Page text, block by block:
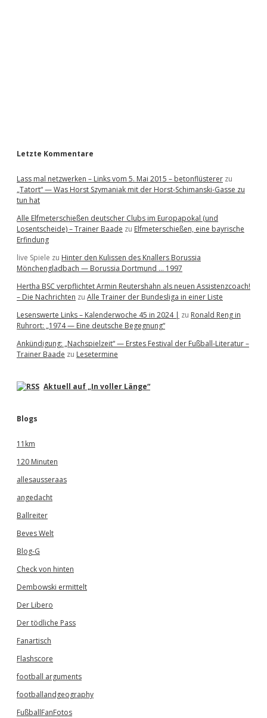
Letzte Kommentare
Lass mal netzwerken – Links vom 5. Mai 2015 – betonflüsterer zu
„Tatort“ — Was Horst Szymaniak mit der Horst-Schimanski-Gasse zu
tun hat
Alle Elfmeterschießen deutscher Clubs im Europapokal (und
Losentscheide) – Trainer Baade zu Elfmeterschießen, eine bayrische
Erfindung
live Spiele zu Hinter den Kulissen des Knallers Borussia
Mönchengladbach — Borussia Dortmund … 1997
Hertha BSC verpflichtet Armin Reutershahn als neuen Assistenzcoach!
– Die Nachrichten zu Alle Trainer der Bundesliga in einer Liste
Lesenswerte Links – Kalenderwoche 45 in 2024 | zu Ronald Reng in
Ruhrort: „1974 — Eine deutsche Begegnung“
Ankündigung: „Nachspielzeit“ — Erstes Festival der Fußball-Literatur –
Trainer Baade zu Lesetermine
Aktuell auf „In voller Länge“
Blogs
11km
120 Minuten
allesausseraas
angedacht
Ballreiter
Beves Welt
Blog-G
Check von hinten
Dembowski ermittelt
Der Libero
Der tödliche Pass
Fanartisch
Flashscore
football arguments
footballandgeography
FußballFanFotos